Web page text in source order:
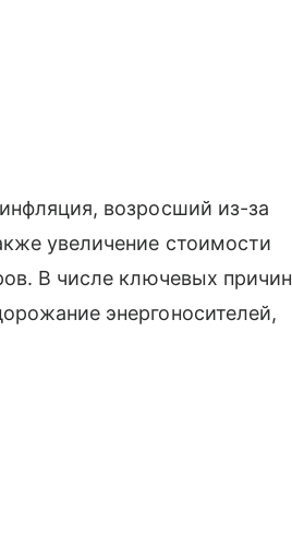
возросший из-за
увеличение стоимости
В числе ключевых причин
энергоносителей,